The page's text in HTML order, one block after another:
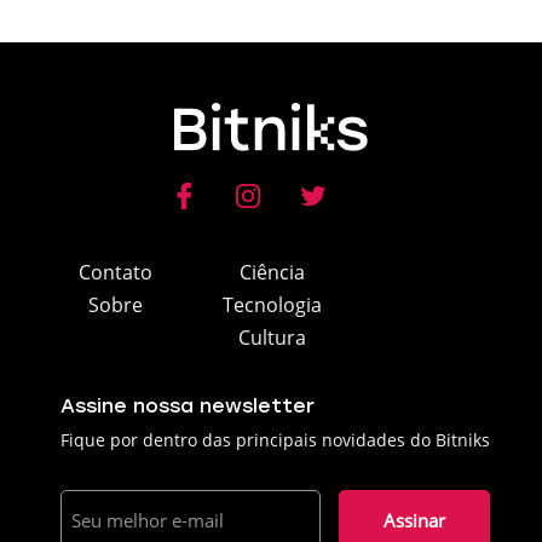
Contato
Sobre
Ciência
Tecnologia
Cultura
Assine nossa newsletter
Fique por dentro das principais novidades do Bitniks
E-
mail